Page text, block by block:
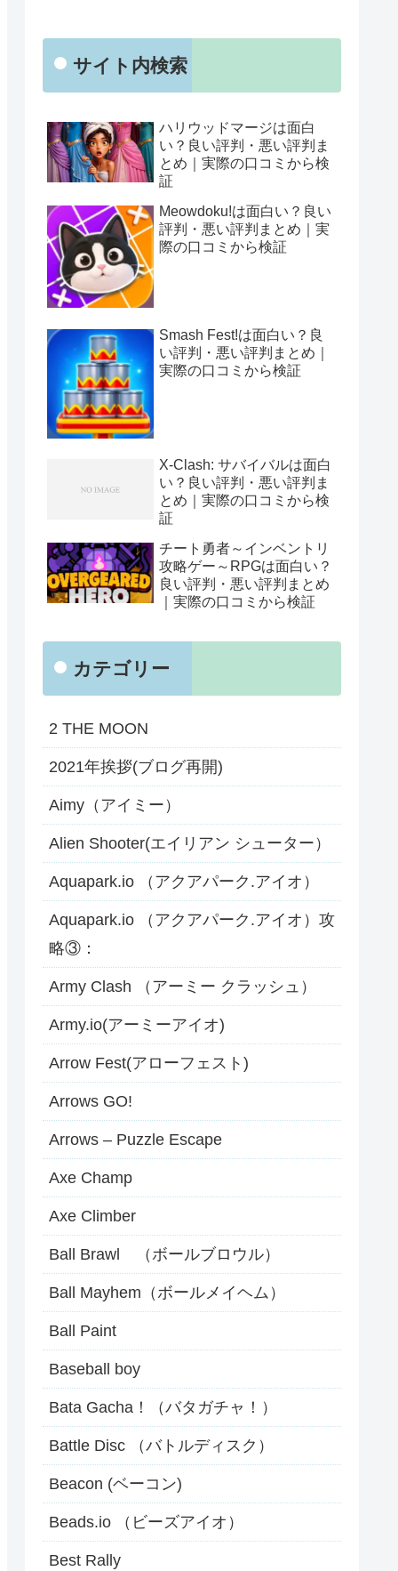
サイト内検索
ハリウッドマージは面白
い？良い評判・悪い評判ま
とめ｜実際の口コミから検
証
Meowdoku!は面白い？良い
評判・悪い評判まとめ｜実
際の口コミから検証
Smash Fest!は面白い？良
い評判・悪い評判まとめ｜
実際の口コミから検証
X-Clash: サバイバルは面白
い？良い評判・悪い評判ま
とめ｜実際の口コミから検
証
チート勇者～インベントリ
攻略ゲー～RPGは面白い？
良い評判・悪い評判まとめ
｜実際の口コミから検証
カテゴリー
2 THE MOON
2021年挨拶(ブログ再開)
Aimy（アイミー）
Alien Shooter(エイリアン シューター）
Aquapark.io （アクアパーク.アイオ）
Aquapark.io （アクアパーク.アイオ）攻
略③：
Army Clash （アーミー クラッシュ）
Army.io(アーミーアイオ)
Arrow Fest(アローフェスト)
Arrows GO!
Arrows – Puzzle Escape
Axe Champ
Axe Climber
Ball Brawl （ボールブロウル）
Ball Mayhem（ボールメイヘム）
Ball Paint
Baseball boy
Bata Gacha！（バタガチャ！）
Battle Disc （バトルディスク）
Beacon (ベーコン)
Beads.io （ビーズアイオ）
Best Rally